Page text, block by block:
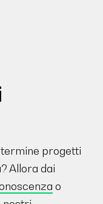
progetti
Allora dai
o